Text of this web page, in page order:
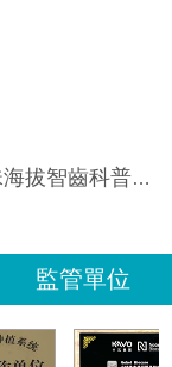
齒科普-幹槽症一般是拔牙後第幾天開始出現的？
監管單位